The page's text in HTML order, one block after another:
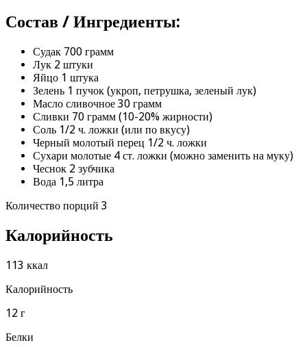
Состав / Ингредиенты:
Судак 700 грамм
Лук 2 штуки
Яйцо 1 штука
Зелень 1 пучок (укроп, петрушка, зеленый лук)
Масло сливочное 30 грамм
Сливки 70 грамм (10-20% жирности)
Соль 1/2 ч. ложки (или по вкусу)
Черный молотый перец 1/2 ч. ложки
Сухари молотые 4 ст. ложки (можно заменить на муку)
Чеснок 2 зубчика
Вода 1,5 литра
Количество порций 3
Калорийность
113 ккал
Калорийность
12 г
Белки